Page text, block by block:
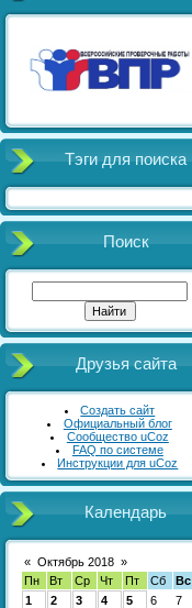
Тэги для поиска
Поиск
Друзья сайта
Создать сайт
Официальный блог
Сообщество uCoz
FAQ по системе
Инструкции для uCoz
Календарь
« Октябрь 2018 »
Пн
Вт Ср Чт Пт Сб
Вс
1
2 3 4 5 6
7